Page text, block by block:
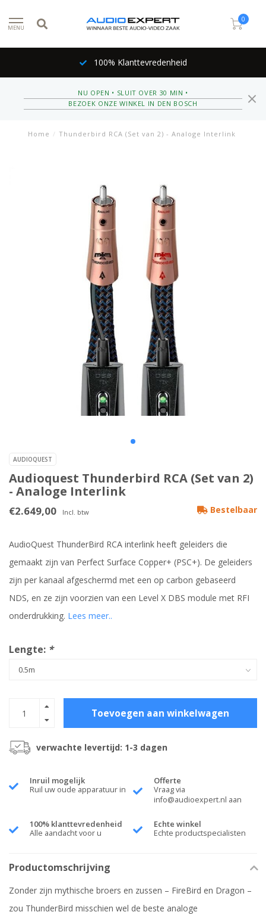
MENU
0
100% Klanttevredenheid
NU OPEN • SLUIT OVER 30 MIN •
BEZOEK ONZE WINKEL IN DEN BOSCH
Home / Thunderbird RCA (Set van 2) - Analoge Interlink
AUDIOQUEST
Audioquest Thunderbird RCA (Set van 2)
- Analoge Interlink
€2.649,00 Incl. btw Bestelbaar
AudioQuest ThunderBird RCA interlink heeft geleiders die
gemaakt zijn van Perfect Surface Copper+ (PSC+). De geleiders
zijn per kanaal afgeschermd met een op carbon gebaseerd
NDS, en ze zijn voorzien van een Level X DBS module met RFI
onderdrukking. Lees meer..
Lengte: *
Toevoegen aan winkelwagen
verwachte levertijd: 1-3 dagen
Inruil mogelijk
Ruil uw oude apparatuur in
Offerte
Vraag via
info@audioexpert.nl aan
100% klanttevredenheid
Alle aandacht voor u
Echte winkel
Echte productspecialisten
Productomschrijving
Zonder zijn mythische broers en zussen – FireBird en Dragon –
zou ThunderBird misschien wel de beste analoge